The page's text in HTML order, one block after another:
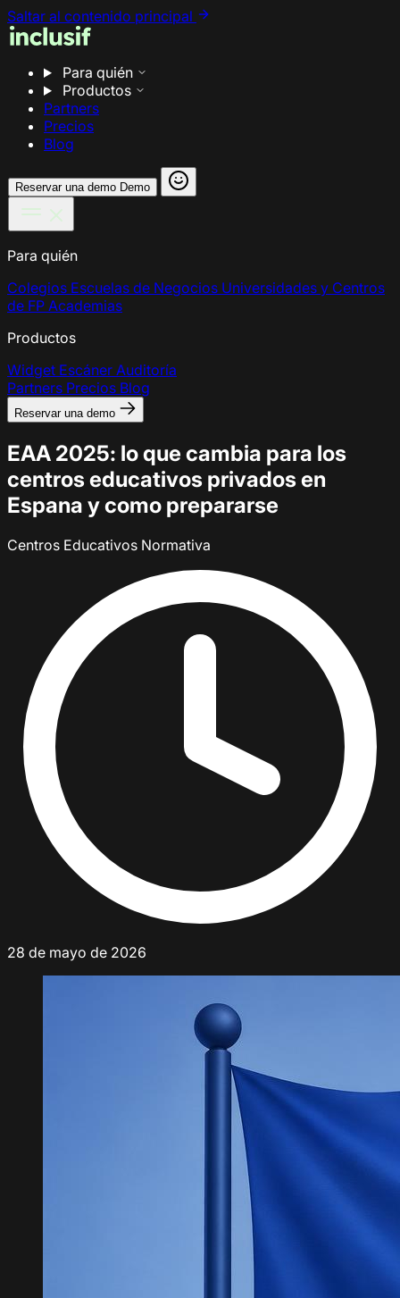
Saltar al contenido principal
Para quién
Productos
Partners
Precios
Blog
Reservar una demo Demo
Para quién
Colegios Escuelas de Negocios Universidades y Centros
de FP Academias
Productos
Widget Escáner Auditoría
Partners Precios Blog
Reservar una demo
EAA 2025: lo que cambia para los
centros educativos privados en
Espana y como prepararse
Centros Educativos Normativa
28 de mayo de 2026